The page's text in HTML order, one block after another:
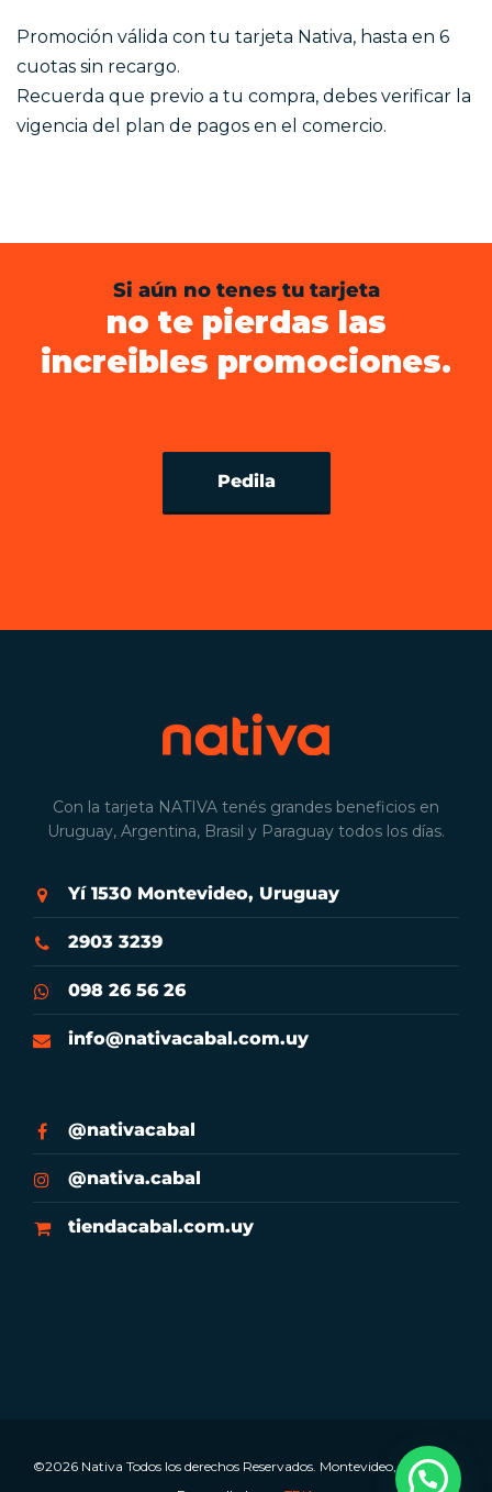
Promoción válida con tu tarjeta Nativa, hasta en 6
cuotas sin recargo.
Recuerda que previo a tu compra, debes verificar la
vigencia del plan de pagos en el comercio.
Si aún no tenes tu tarjeta
no te pierdas las
increibles promociones.
Pedila
Con la tarjeta NATIVA tenés grandes beneficios en
Uruguay, Argentina, Brasil y Paraguay todos los días.
Yí 1530 Montevideo, Uruguay
2903 3239
098 26 56 26
info@nativacabal.com.uy
@nativacabal
@nativa.cabal
tiendacabal.com.uy
©2026 Nativa Todos los derechos Reservados. Montevideo, Uruguay.